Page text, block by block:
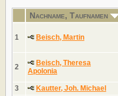
Nachname, Taufnamen
1 Beisch, Martin
2
Beisch, Theresa
Apolonia
3 Kautter, Joh. Michael